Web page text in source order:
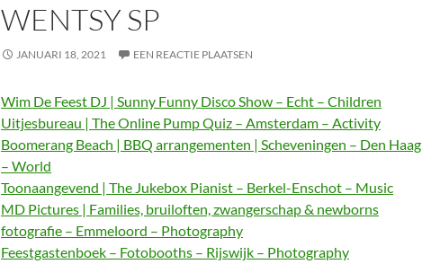
WENTSY SP
JANUARI 18, 2021 EEN REACTIE PLAATSEN
Wim De Feest DJ | Sunny Funny Disco Show – Echt – Children
Uitjesbureau | The Online Pump Quiz – Amsterdam – Activity
Boomerang Beach | BBQ arrangementen | Scheveningen – Den Haag
– World
Toonaangevend | The Jukebox Pianist – Berkel-Enschot – Music
MD Pictures | Families, bruiloften, zwangerschap & newborns
fotografie – Emmeloord – Photography
Feestgastenboek – Fotobooths – Rijswijk – Photography